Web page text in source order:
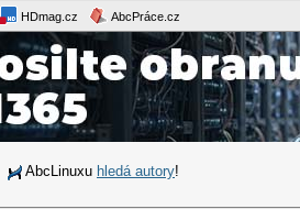
HDmag.cz AbcPráce.cz
AbcLinuxu hledá autory!